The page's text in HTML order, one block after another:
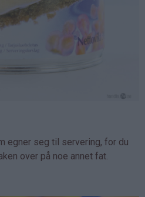
egner seg til servering, for du
over på noe annet fat.